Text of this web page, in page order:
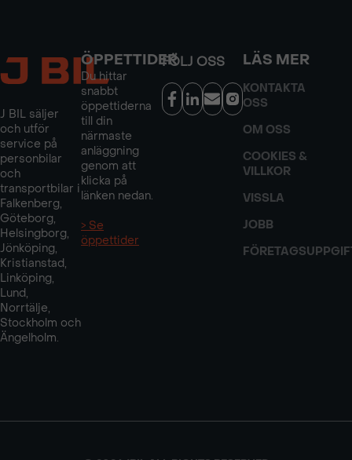
J BIL säljer
och utför
service på
personbilar
och
transportbilar i
Falkenberg,
Göteborg,
Helsingborg,
Jönköping,
Kristianstad,
Linköping,
Lund,
Norrtälje,
Stockholm och
Ängelholm.
ÖPPETTIDER
Du hittar
snabbt
öppettiderna
till din
närmaste
anläggning
genom att
klicka på
länken nedan.
> Se
öppettider
FÖLJ OSS LÄS MER
KONTAKTA
OSS
OM OSS
COOKIES &
VILLKOR
VISSLA
JOBB